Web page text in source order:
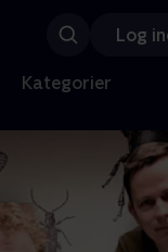
Log
Kategorier